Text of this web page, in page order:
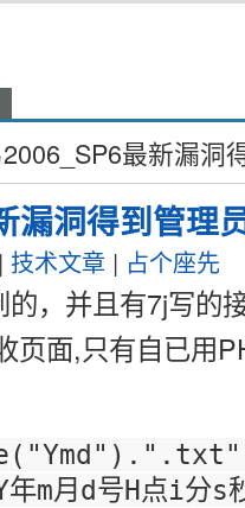
最新漏洞
漏洞得到管理
| 技术文章 | 占个座先
，并且有7j写的
页面,只有自已用
m月d号H点i